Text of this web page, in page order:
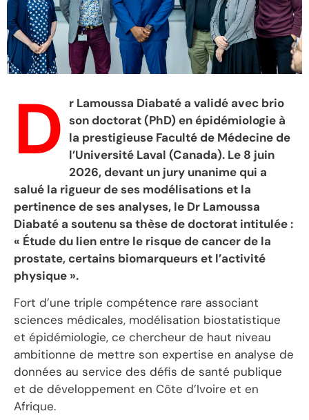
D r Lamoussa Diabaté a validé avec brio
son doctorat (PhD) en épidémiologie à
la prestigieuse Faculté de Médecine de
l’Université Laval (Canada). Le 8 juin
2026, devant un jury unanime qui a
salué la rigueur de ses modélisations et la
pertinence de ses analyses, le Dr Lamoussa
Diabaté a soutenu sa thèse de doctorat intitulée :
« Étude du lien entre le risque de cancer de la
prostate, certains biomarqueurs et l’activité
physique ».
Fort d’une triple compétence rare associant
sciences médicales, modélisation biostatistique
et épidémiologie, ce chercheur de haut niveau
ambitionne de mettre son expertise en analyse de
données au service des défis de santé publique
et de développement en Côte d’Ivoire et en
Afrique.